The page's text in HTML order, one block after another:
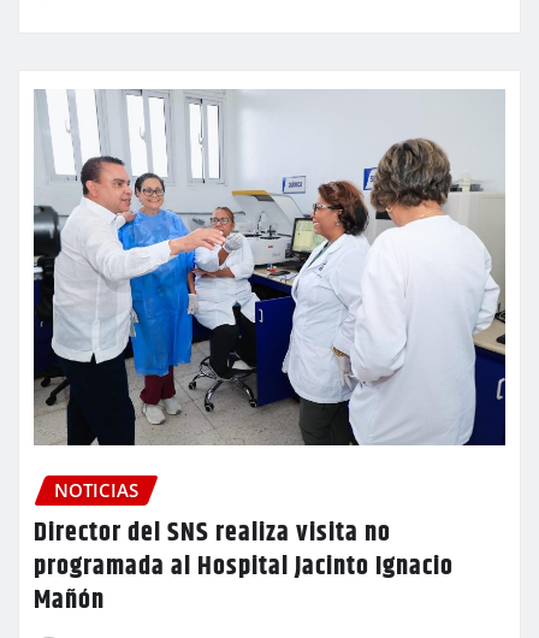
NOTICIAS
Director del SNS realiza visita no
programada al Hospital Jacinto Ignacio
Mañón